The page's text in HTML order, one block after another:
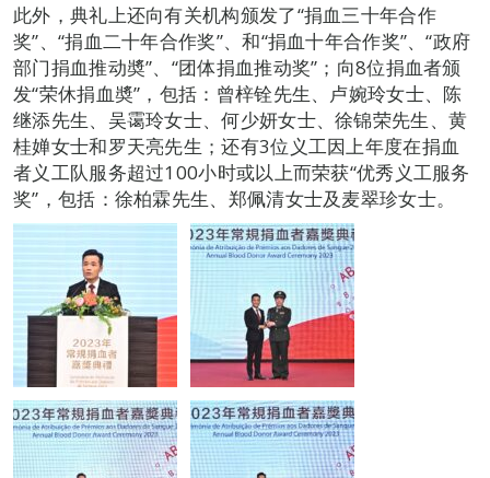
此外，典礼上还向有关机构颁发了“捐血三十年合作
奖”、“捐血二十年合作奖”、和“捐血十年合作奖”、“政府
部门捐血推动奬”、“团体捐血推动奖”；向8位捐血者颁
发“荣休捐血奬”，包括：曾梓铨先生、卢婉玲女士、陈
继添先生、吴霭玲女士、何少妍女士、徐锦荣先生、黄
桂婵女士和罗天亮先生；还有3位义工因上年度在捐血
者义工队服务超过100小时或以上而荣获“优秀义工服务
奖”，包括：徐柏霖先生、郑佩清女士及麦翠珍女士。